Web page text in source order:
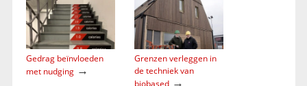
Gedrag beïnvloeden
met nudging→
Grenzen verleggen in
de techniek van
biobased→